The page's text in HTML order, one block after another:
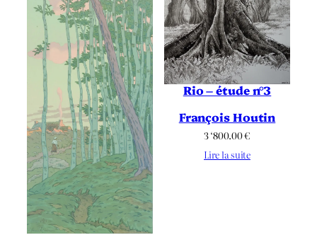
Rio – étude n°3
François Houtin
3 ‘800.00€
Lire la suite